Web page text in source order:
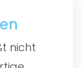
nicht